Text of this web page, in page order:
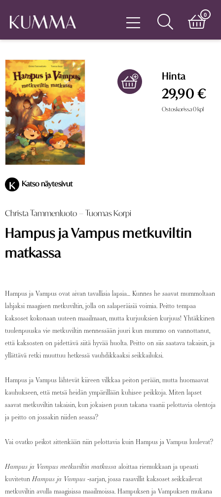
0
Hinta
29,90 €
Ostoskorissa0kpl
K Katso näytesivut
Christa Tammenluoto –Tuomas Korpi
Hampus ja Vampus metkuviltin
matkassa
Hampus ja Vampus ovat aivan tavallisia lapsia… Kunnes he saavat mummoltaan
lahjaksi maagisen metkuviltin, jolla on salaperäisiä voimia. Peitto tempaa
kaksoset kokonaan uuteen maailmaan, mutta kurjuuksien kurjuus! Yhtäkkinen
tuulenpuuska vie metkuviltin mennessään juuri kun mummo on vannottanut,
että kaksosten on pidettävä siitä hyvää huolta. Peitto on siis saatava takaisin, ja
yllättävä retki muuttuu hetkessä vauhdikkaaksi seikkailuksi.
Hampus ja Vampus lähtevät kiireen vilkkaa peiton perään, mutta huomaavat
kauhukseen, että metsä heidän ympärillään kuhisee peikkoja. Miten lapset
saavat metkuviltin takaisin, kun jokaisen puun takana vaanii pelottavia olentoja
ja peitto on jossakin niiden seassa?
Vai ovatko peikot sittenkään niin pelottavia kuin Hampus ja Vampus luulevat?
Hampus ja Vampus metkuviltin matkassa aloittaa riemukkaan ja upeasti
kuvitetun Hampus ja Vampus -sarjan, jossa rasavillit kaksoset seikkailevat
metkuviltin avulla maagisissa maailmoissa. Hampuksen ja Vampuksen mukana